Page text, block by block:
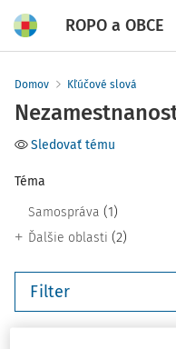
ROPO a OBCE
Domov Kľúčové slová
Sledovať tému
Téma
Samospráva (1)
Ďalšie oblasti (2)
Filter